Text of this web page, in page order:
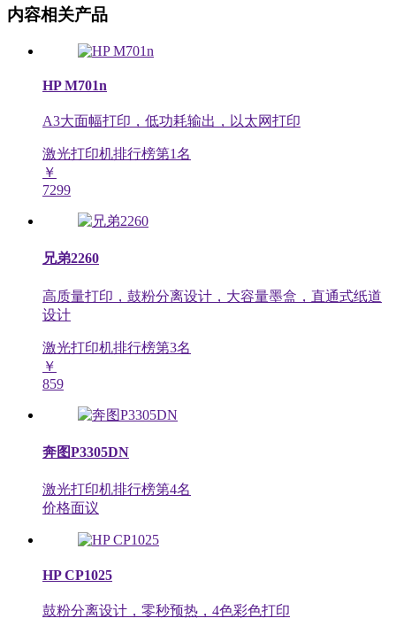
内容相关产品
HP M701n
A3大面幅打印，低功耗输出，以太网打印
激光打印机排行榜第1名
￥
7299
兄弟2260
高质量打印，鼓粉分离设计，大容量墨盒，直通式纸道
设计
激光打印机排行榜第3名
￥
859
奔图P3305DN
激光打印机排行榜第4名
价格面议
HP CP1025
鼓粉分离设计，零秒预热，4色彩色打印